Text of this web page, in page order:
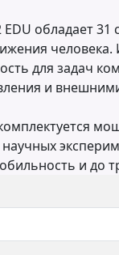
EDU обладает
для задач
и
и до